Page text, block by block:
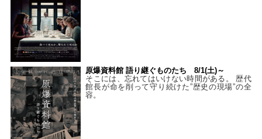
原爆資料館 語り継ぐものたち 8/1(土)～
そこには、忘れてはいけない時間がある。 歴代
館長が命を削って守り続けた”歴史の現場”の全
容。